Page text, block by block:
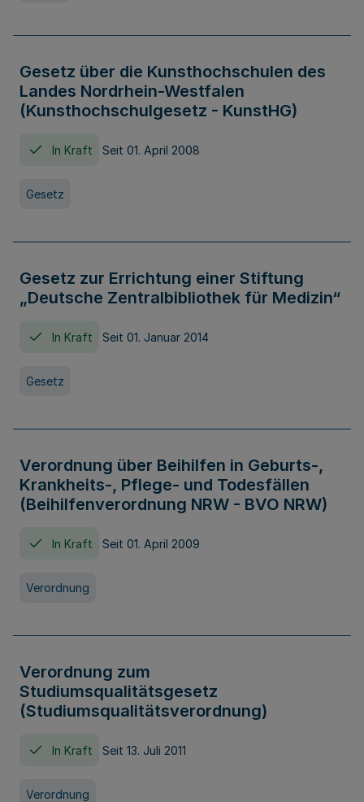
Gesetz über die Kunsthochschulen des
Landes Nordrhein-Westfalen
(Kunsthochschulgesetz - KunstHG)
In Kraft Seit 01. April 2008
Gesetz
Gesetz zur Errichtung einer Stiftung
„Deutsche Zentralbibliothek für Medizin“
In Kraft Seit 01. Januar 2014
Gesetz
Verordnung über Beihilfen in Geburts-,
Krankheits-, Pflege- und Todesfällen
(Beihilfenverordnung NRW - BVO NRW)
In Kraft Seit 01. April 2009
Verordnung
Verordnung zum
Studiumsqualitätsgesetz
(Studiumsqualitätsverordnung)
In Kraft Seit 13. Juli 2011
Verordnung